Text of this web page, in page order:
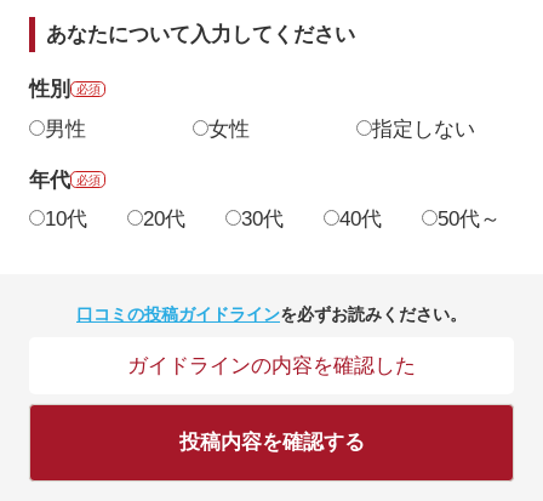
あなたについて入力してください
性別 必須
男性 女性 指定しない
年代 必須
10代 20代 30代 40代 50代～
口コミの投稿ガイドラインを必ずお読みください。
ガイドラインの内容を確認した
投稿内容を確認する